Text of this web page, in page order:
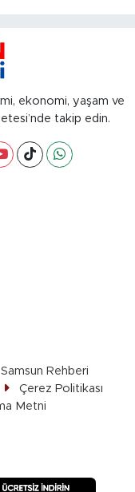
ekonomi, yaşam ve
takip edin.
Samsun Rehberi
Çerez Politikası
Metni